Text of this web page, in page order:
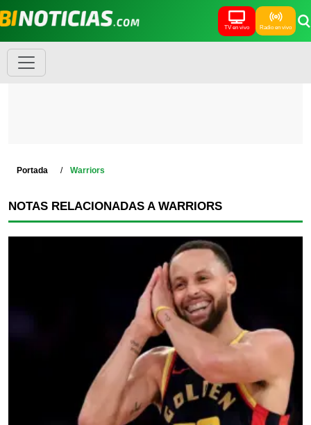
TV en vivo Radio en vivo
Portada Warriors
NOTAS RELACIONADAS A WARRIORS